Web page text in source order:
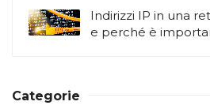
Indirizzi IP in una
e perché è
Categorie